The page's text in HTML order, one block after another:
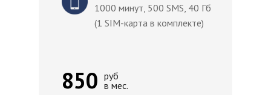
1000 минут, 500 SMS, 40 Гб
(1 SIM-карта в комплекте)
руб
в мес.
850